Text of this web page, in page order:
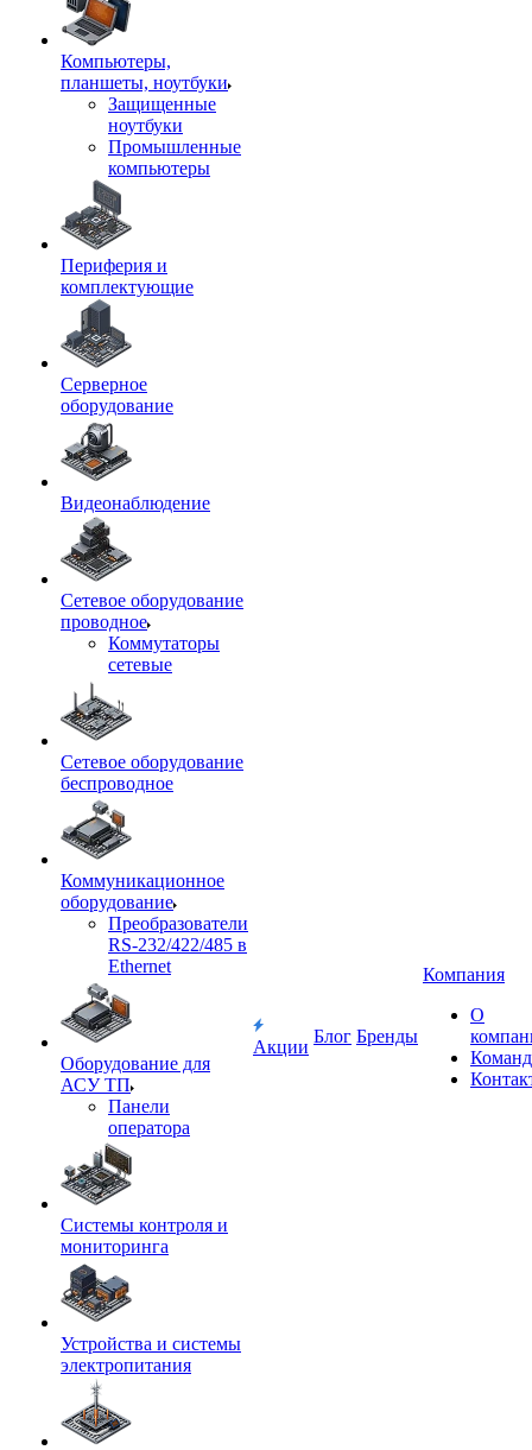
Компьютеры,
планшеты, ноутбуки
Защищенные
ноутбуки
Промышленные
компьютеры
Периферия и
комплектующие
Серверное
оборудование
Видеонаблюдение
Сетевое оборудование
проводное
Коммутаторы
сетевые
Сетевое оборудование
беспроводное
Коммуникационное
оборудование
Преобразователи
RS-232/422/485 в
Ethernet
Оборудование для
АСУ ТП
Панели
оператора
Системы контроля и
мониторинга
Устройства и системы
электропитания
Акции
Блог Бренды
Компания
О